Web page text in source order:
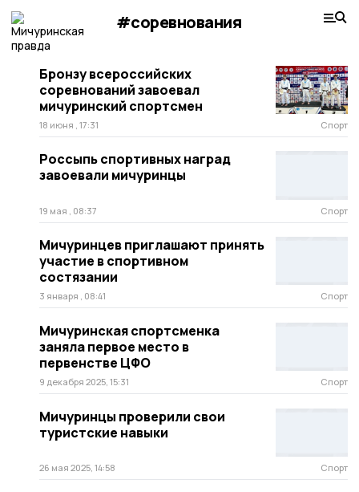
#соревнования
Бронзу всероссийских
соревнований завоевал
мичуринский спортсмен
18 июня , 17:31 Спорт
Россыпь спортивных наград
завоевали мичуринцы
19 мая , 08:37 Спорт
Мичуринцев приглашают принять
участие в спортивном
состязании
3 января , 08:41 Спорт
Мичуринская спортсменка
заняла первое место в
первенстве ЦФО
9 декабря 2025, 15:31 Спорт
Мичуринцы проверили свои
туристские навыки
26 мая 2025, 14:58 Спорт